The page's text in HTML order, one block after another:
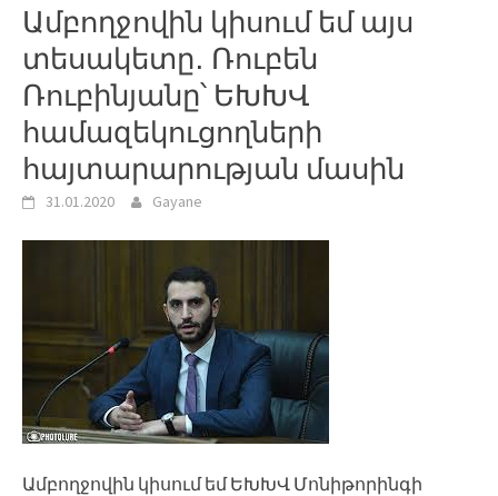
Ամբողջովին կիսում եմ այս
տեսակետը․ Ռուբեն
Ռուբինյանը՝ ԵԽԽՎ
համազեկուցողների
հայտարարության մասին
31.01.2020 Gayane
Ամբողջովին կիսում եմ ԵԽԽՎ Մոնիթորինգի